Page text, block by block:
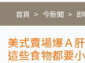
首頁 今新聞
美式賣場爆Ａ
這些食物都要